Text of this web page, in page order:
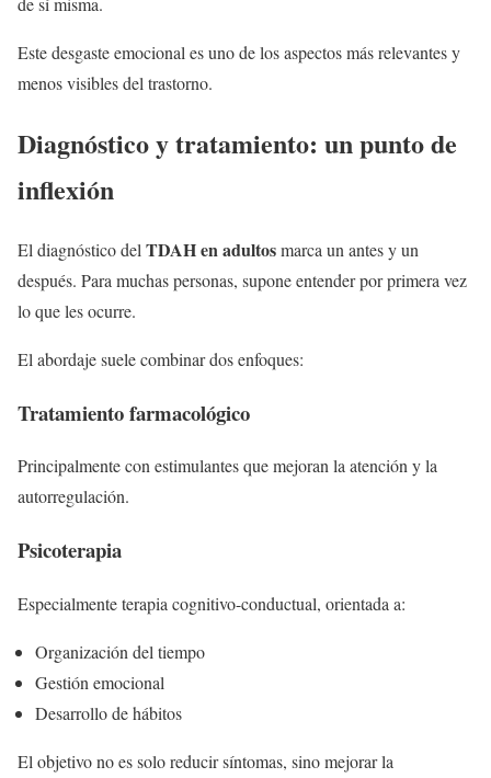
Este desgaste emocional es uno de los aspectos más relevantes y
menos visibles del trastorno.
Diagnóstico y tratamiento: un punto de
inflexión
El diagnóstico del TDAH en adultosmarca un antes y un
después. Para muchas personas, supone entender por primera vez
lo que les ocurre.
El abordaje suele combinar dos enfoques:
Tratamiento farmacológico
Principalmente con estimulantes que mejoran la atención y la
autorregulación.
Psicoterapia
Especialmente terapia cognitivo-conductual, orientada a:
Organización del tiempo
Gestión emocional
Desarrollo de hábitos
El objetivo no es solo reducir síntomas, sino mejorar la